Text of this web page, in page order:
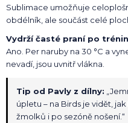
Sublimace umožňuje
obdélník, ale součást celé
Vydrží časté praní po
Ano. Per naruby na 30 °C a
nevadí, jsou uvnitř vlákna.
Tip od Pavly z dílny:
úpletu – na Birds je vidět,
žmolků i po sezóně nošení.“